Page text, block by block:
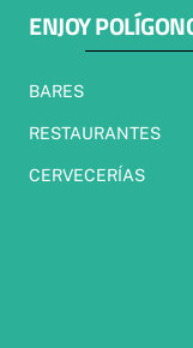
ENJOY
BARES
RESTAURANTES
CERVECERÍAS